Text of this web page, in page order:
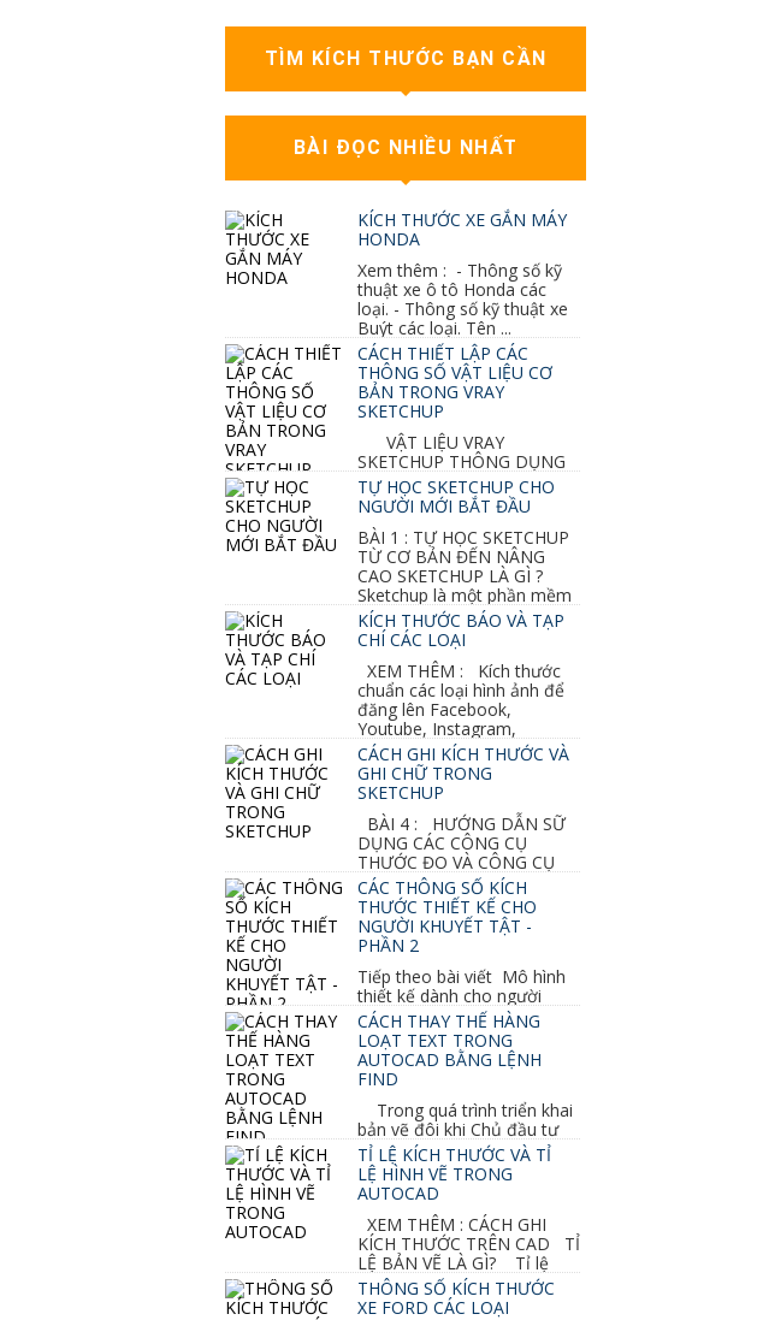
TÌM KÍCH THƯỚC BẠN CẦN
BÀI ĐỌC NHIỀU NHẤT
KÍCH THƯỚC XE GẮN MÁY
HONDA
Xem thêm : - Thông số kỹ
thuật xe ô tô Honda các
loại. - Thông số kỹ thuật xe
Buýt các loại. Tên ...
CÁCH THIẾT LẬP CÁC
THÔNG SỐ VẬT LIỆU CƠ
BẢN TRONG VRAY
SKETCHUP
VẬT LIỆU VRAY
SKETCHUP THÔNG DỤNG
NHẤT 1. VẬT LIỆU VRAY INOX BÓNG: ●
Diffuse : đen ● Reflection color ...
TỰ HỌC SKETCHUP CHO
NGƯỜI MỚI BẮT ĐẦU
BÀI 1 : TỰ HỌC SKETCHUP
TỪ CƠ BẢN ĐẾN NÂNG
CAO SKETCHUP LÀ GÌ ?
Sketchup là một phần mềm
vẽ 3d của Google, nó khá dễ sữ...
KÍCH THƯỚC BÁO VÀ TẠP
CHÍ CÁC LOẠI
XEM THÊM : Kích thước
chuẩn các loại hình ảnh để
đăng lên Facebook,
Youtube, Instagram,
Linkedin, Pinterest...CÁCH GHI KÍCH THƯỚC VÀ
GHI CHỮ TRONG
SKETCHUP
BÀI 4 : HƯỚNG DẪN SỮ
DỤNG CÁC CÔNG CỤ
THƯỚC ĐO VÀ CÔNG CỤ
GHI CHỮ 2D, 3D TRONG SKETCHUP Ở bài
học trước ta đã...
CÁC THÔNG SỐ KÍCH
THƯỚC THIẾT KẾ CHO
NGƯỜI KHUYẾT TẬT -
PHẦN 2
Tiếp theo bài viết Mô hình
thiết kế dành cho người
khuyết tật ở phần 1 chúng ta cùng tìm hiểu
thêm các vấn đề và...
CÁCH THAY THẾ HÀNG
LOẠT TEXT TRONG
AUTOCAD BẰNG LỆNH
FIND
Trong quá trình triển khai
bản vẽ đôi khi Chủ đầu tư
thay đổi thiết kế hoặc do bản vẽ mình ghi chú
sai mục nào đó...
TỈ LỆ KÍCH THƯỚC VÀ TỈ
LỆ HÌNH VẼ TRONG
AUTOCAD
XEM THÊM : CÁCH GHI
KÍCH THƯỚC TRÊN CAD TỈ
LỆ BẢN VẼ LÀ GÌ? Tỉ lệ
của hình vẽ trong bản vẽ thiết kế kiến trúc...
THÔNG SỐ KÍCH THƯỚC
XE FORD CÁC LOẠI